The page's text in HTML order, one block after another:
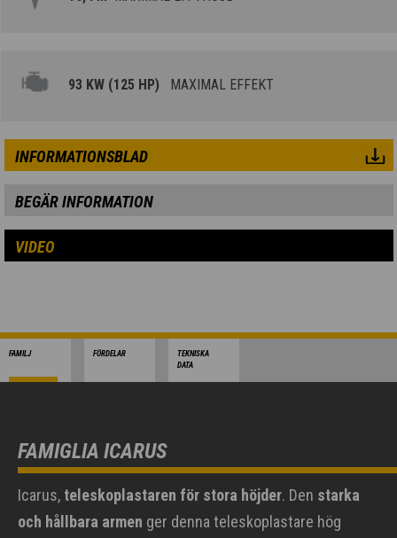
93 KW (125 HP) MAXIMAL EFFEKT
INFORMATIONSBLAD
BEGÄR INFORMATION
VIDEO
FAMILJ FÖRDELAR
TEKNISKA
DATA
FAMIGLIA ICARUS
Icarus, teleskoplastaren för stora höjder. Den starka
och hållbara armen ger denna teleskoplastare hög